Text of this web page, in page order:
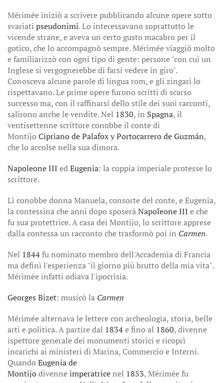
Mérimée iniziò a scrivere pubblicando alcune opere sotto
svariati pseudonimi. Lo interessavano soprattutto le
vicende strane, e aveva un certo gusto macabro per il
gotico, che lo accompagnò sempre. Mérimée viaggiò molto
e familiarizzò con ogni tipo di gente: persone "con cui un
Inglese si vergognerebbe di farsi vedere in giro".
Conosceva alcune parole di lingua rom, e gli zingari lo
rispettavano. Le prime opere furono scritti di scarso
successo ma, con il raffinarsi dello stile dei suoi racconti,
salirono anche le vendite. Nel 1830, in Spagna, il
ventisettenne scrittore conobbe il conte di
Montijo Cipriano de Palafox y Portocarrero de Guzmán,
che lo accolse nella sua dimora.
Napoleone III edEugenia: la coppia imperiale protesse lo
scrittore.
Lì conobbe donna Manuela, consorte del conte, e Eugenia,
la contessina che anni dopo sposeràNapoleone III e che
fu sua protettrice. A casa dei Montijo, lo scrittore apprese
dalla contessa un racconto che trasformò poi in Carmen.
Nel 1844fu nominato membro dell'Accademia di Francia
ma definì l'esperienza "il giorno più brutto della mia vita".
Mérimée infatti odiava l'ipocrisia.
Georges Bizet: musicò la Carmen
Mérimée alternava le lettere con archeologia, storia, belle
arti e politica. A partire dal 1834e fino al 1860, divenne
ispettore generale dei monumenti storici e ricoprì
incarichi ai ministeri di Marina, Commercio e Interni.
Quando Eugenia de
Montijodivenneimperatricenel 1853, Mérimée fu